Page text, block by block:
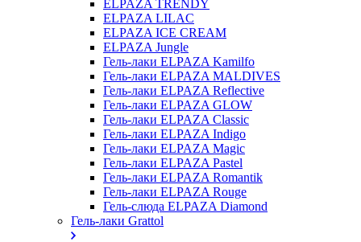
ELPAZA TRENDY
ELPAZA LILAC
ELPAZA IСE CREAM
ELPAZA Jungle
Гель-лаки ELPAZA Kamilfo
Гель-лаки ELPAZA MALDIVES
Гель-лаки ELPAZA Reflective
Гель-лаки ELPAZA GLOW
Гель-лаки ELPAZA Classic
Гель-лаки ELPAZA Indigo
Гель-лаки ELPAZA Magic
Гель-лаки ELPAZA Pastel
Гель-лаки ELPAZA Romantik
Гель-лаки ELPAZA Rouge
Гель-слюда ELPAZA Diamond
Гель-лаки Grattol